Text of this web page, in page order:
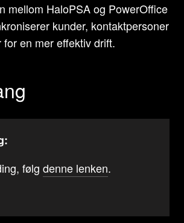
mellom HaloPSA og PowerOffice
kunder, kontaktpersoner
en mer effektiv drift.
følg denne lenken.